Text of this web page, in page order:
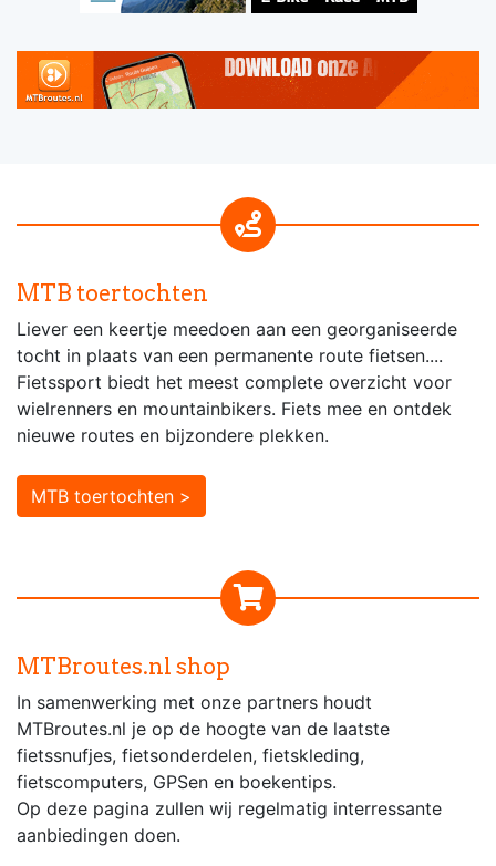
MTB toertochten
Liever een keertje meedoen aan een georganiseerde
tocht in plaats van een permanente route fietsen....
Fietssport biedt het meest complete overzicht voor
wielrenners en mountainbikers. Fiets mee en ontdek
nieuwe routes en bijzondere plekken.
MTB toertochten >
MTBroutes.nl shop
In samenwerking met onze partners houdt
MTBroutes.nl je op de hoogte van de laatste
fietssnufjes, fietsonderdelen, fietskleding,
fietscomputers, GPSen en boekentips.
Op deze pagina zullen wij regelmatig interressante
aanbiedingen doen.